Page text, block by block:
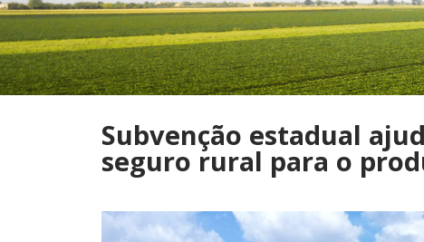
Subvenção estadual
seguro rural para o